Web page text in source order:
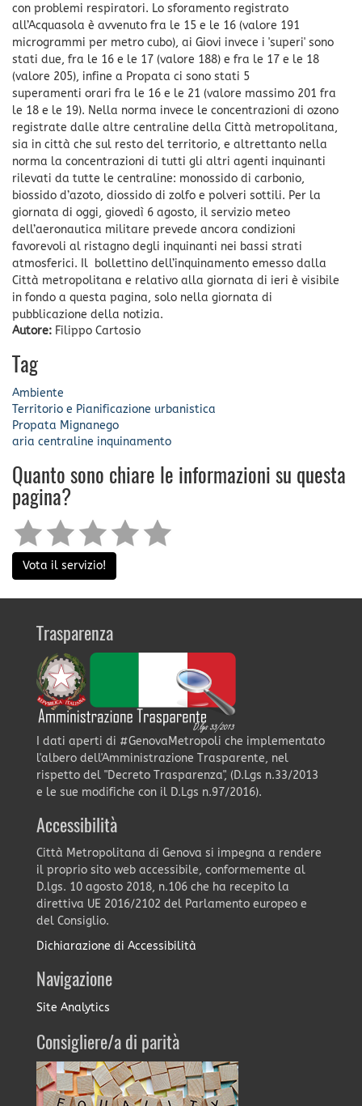
con problemi respiratori. Lo sforamento registrato
all’Acquasola è avvenuto fra le 15 e le 16 (valore 191
microgrammi per metro cubo), ai Giovi invece i 'superi' sono
stati due, fra le 16 e le 17 (valore 188) e fra le 17 e le 18
(valore 205), infine a Propata ci sono stati 5
superamenti orari fra le 16 e le 21 (valore massimo 201 fra
le 18 e le 19). Nella norma invece le concentrazioni di ozono
registrate dalle altre centraline della Città metropolitana,
sia in città che sul resto del territorio, e altrettanto nella
norma la concentrazioni di tutti gli altri agenti inquinanti
rilevati da tutte le centraline: monossido di carbonio,
biossido d’azoto, diossido di zolfo e polveri sottili. Per la
giornata di oggi, giovedì 6 agosto, il servizio meteo
dell’aeronautica militare prevede ancora condizioni
favorevoli al ristagno degli inquinanti nei bassi strati
atmosferici. Il bollettino dell’inquinamento emesso dalla
Città metropolitana e relativo alla giornata di ieri è visibile
in fondo a questa pagina, solo nella giornata di
pubblicazione della notizia.
Autore: Filippo Cartosio
Tag
Ambiente
Territorio e Pianificazione urbanistica
Propata Mignanego
aria centraline inquinamento
Quanto sono chiare le informazioni su questa
pagina?
Vota il servizio!
Trasparenza
I dati aperti di #GenovaMetropoli che implementato
l'albero dell'Amministrazione Trasparente, nel
rispetto del "Decreto Trasparenza", (D.Lgs n.33/2013
e le sue modifiche con il D.Lgs n.97/2016).
Accessibilità
Città Metropolitana di Genova si impegna a rendere
il proprio sito web accessibile, conformemente al
D.lgs. 10 agosto 2018, n.106 che ha recepito la
direttiva UE 2016/2102 del Parlamento europeo e
del Consiglio.
Dichiarazione di Accessibilità
Navigazione
Site Analytics
Consigliere/a di parità